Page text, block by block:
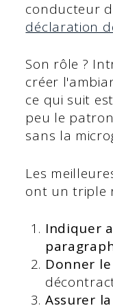
conducteur
déclaration
Son rôle ?
créer
ce qui suit
peu le
sans la
Les
ont un triple
Indiquer
Donner
Assurer